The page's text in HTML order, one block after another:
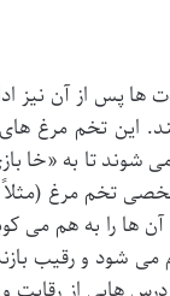
ها پس از آن نیز
این تخم مرغ های
تا به «خا
تخم مرغ
ها را به هم می
شود و رقیب